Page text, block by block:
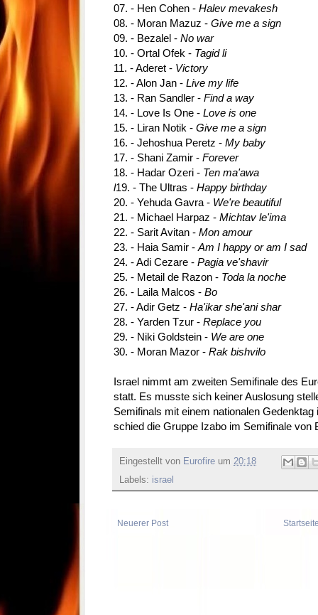
07. - Hen Cohen - Halev mevakesh
08. - Moran Mazuz - Give me a sign
09. - Bezalel - No war
10. - Ortal Ofek - Tagid li
11. - Aderet - Victory
12. - Alon Jan - Live my life
13. - Ran Sandler - Find a way
14. - Love Is One - Love is one
15. - Liran Notik - Give me a sign
16. - Jehoshua Peretz - My baby
17. - Shani Zamir - Forever
18. - Hadar Ozeri - Ten ma'awa
l19. - The Ultras - Happy birthday
20. - Yehuda Gavra - We're beautiful
21. - Michael Harpaz - Michtav le'ima
22. - Sarit Avitan - Mon amour
23. - Haia Samir - Am I happy or am I sad
24. - Adi Cezare - Pagia ve'shavir
25. - Metail de Razon - Toda la noche
26. - Laila Malcos - Bo
27. - Adir Getz - Ha'ikar she'ani shar
28. - Yarden Tzur - Replace you
29. - Niki Goldstein - We are one
30. - Moran Mazor - Rak bishvilo
Israel nimmt am zweiten Semifinale des
statt. Es musste sich keiner Auslosung
Semifinals mit einem nationalen
schied die Gruppe Izabo im Semifinale von
Eingestellt von Eurofire um 20:18
Labels: israel
Neuerer Post